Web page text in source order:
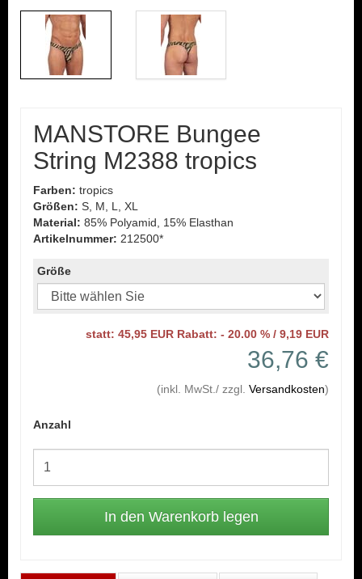
MANSTORE Bungee
String M2388 tropics
Farben: tropics
Größen: S, M, L, XL
Material: 85% Polyamid, 15% Elasthan
Artikelnummer: 212500*
Größe
statt: 45,95 EUR Rabatt: - 20.00 % / 9,19 EUR
36,76 €
(inkl. MwSt./ zzgl. Versandkosten)
Anzahl